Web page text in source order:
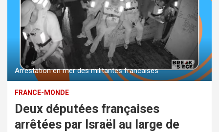
Arrestation en mer des militantes francaises
FRANCE-MONDE
Deux députées françaises
arrêtées par Israël au large de